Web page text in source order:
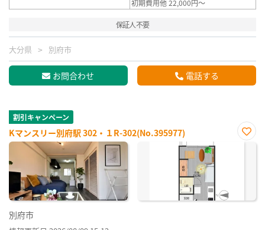
初期費用他 22,000円～
保証人不要
大分県 別府市
お問合わせ 電話する
割引キャンペーン
Kマンスリー別府駅 302・１R-302(No.395977)
お気
別府市